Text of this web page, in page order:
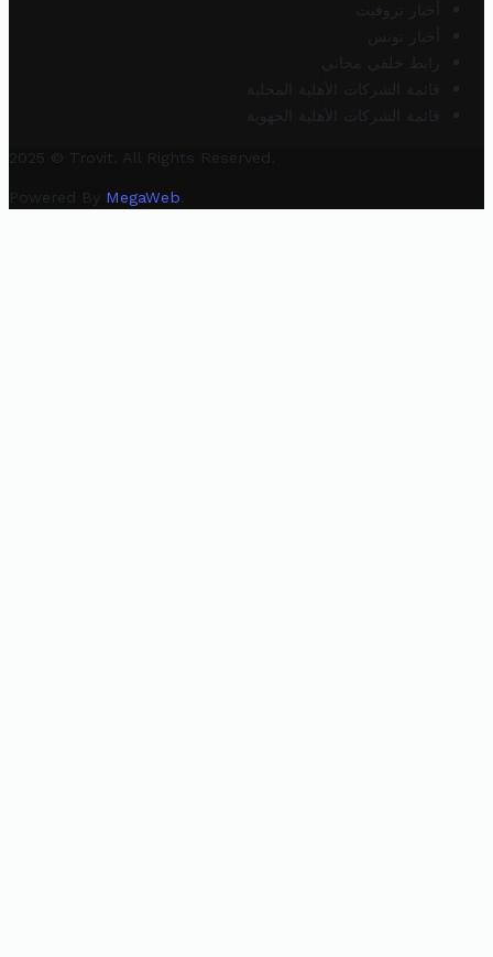
أخبار تروفيت
أخبار تونس
رابط خلفي مجاني
قائمة الشركات الأهلية المحلية
قائمة الشركات الأهلية الجهوية
2025 © Trovit. All Rights Reserved.
Powered By MegaWeb